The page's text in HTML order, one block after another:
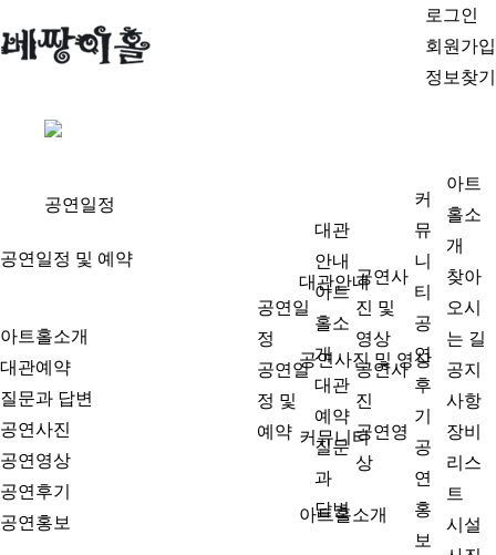
로그인
회원가입
정보찾기
공연일정
공연일정 및 예약
대관안내
아트홀소개
대관예약
질문과 답변
공연사진 및 영상
공연사진
공연영상
커뮤니티
공연후기
공연홍보
아트홀소개
공연일
정
공연일
정 및
예약
대관
안내
아트
홀소
개
대관
예약
질문
과
답변
공연사
진 및
영상
공연사
진
공연영
상
커
뮤
니
티
공
연
후
기
공
연
홍
보
아트
홀소
개
찾아
오시
는 길
공지
사항
장비
리스
트
시설